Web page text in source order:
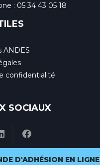
: 05 34 43 05 18
ANDES
confidentialité
SOCIAUX
D'ADHÉSION EN LIGNE